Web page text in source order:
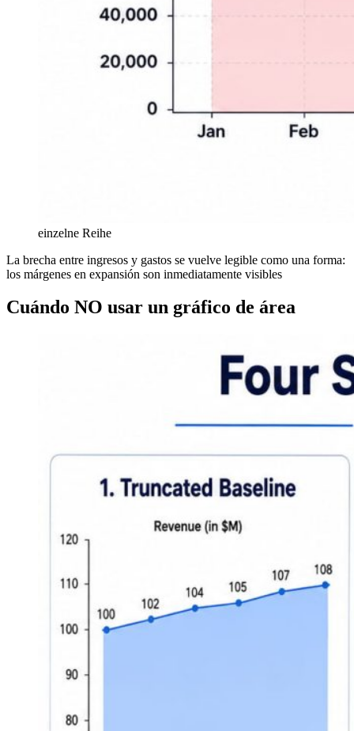
einzelne Reihe
La brecha entre ingresos y gastos se vuelve legible como una forma:
los márgenes en expansión son inmediatamente visibles
Cuándo NO usar un gráfico de área